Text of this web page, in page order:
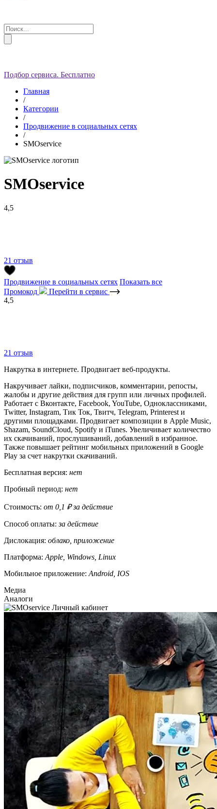
Подбор сервиса. Бесплатно
Главная
/
Категории
/
Продвижение в социальных сетях
/
SMOservice
SMOservice
4,5
21 отзыв
Продвижение в социальных сетях Показать все
Промокод
Перейти в сервис
4,5
21 отзыв
Накрутка в интернете. Продвигает веб-продукты.
Накручивает лайки, подписчиков, комментарии, репосты,
жалобы и другие действия для групп или личных профилей.
Работает с Вконтакте, Facebook, YouTube, Одноклассниками,
Twitter, Instagram, Тик Ток, Твитч, Telegram, Printerest и
другими площадками. Продвигает композиции в Apple Music,
Shazam, SoundCloud, Spotify и iTunes. Увеличивает количество
их скачиваний, прослушиваний, добавлений в избранное.
Также повышает рейтинг мобильных приложений в Google
Play за счет накрутки скачиваний.
Бесплатная версия: нет
Пробный период: нет
Стоимость: от 0,1 ₽ за действие
Способ оплаты:за действие
Дислокация: облако, приложение
Платформа: Apple, Windows, Linux
Мобильное приложение: Android, IOS
Медиа
Аналоги